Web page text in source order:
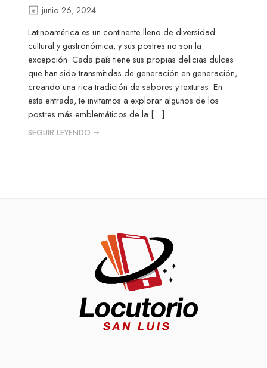
junio 26, 2024
Latinoamérica es un continente lleno de diversidad
cultural y gastronómica, y sus postres no son la
excepción. Cada país tiene sus propias delicias dulces
que han sido transmitidas de generación en generación,
creando una rica tradición de sabores y texturas. En
esta entrada, te invitamos a explorar algunos de los
postres más emblemáticos de la […]
SEGUIR LEYENDO ➞